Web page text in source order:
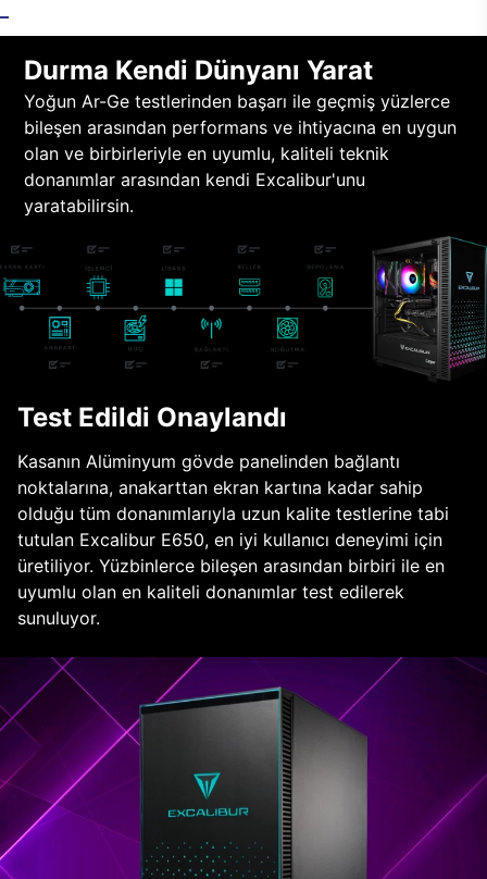
Durma Kendi Dünyanı Yarat
Yoğun Ar-Ge testlerinden başarı ile geçmiş yüzlerce
bileşen arasından performans ve ihtiyacına en uygun
olan ve birbirleriyle en uyumlu, kaliteli teknik
donanımlar arasından kendi Excalibur'unu
yaratabilirsin.
Test Edildi Onaylandı
Kasanın Alüminyum gövde panelinden bağlantı
noktalarına, anakarttan ekran kartına kadar sahip
olduğu tüm donanımlarıyla uzun kalite testlerine tabi
tutulan Excalibur E650, en iyi kullanıcı deneyimi için
üretiliyor. Yüzbinlerce bileşen arasından birbiri ile en
uyumlu olan en kaliteli donanımlar test edilerek
sunuluyor.